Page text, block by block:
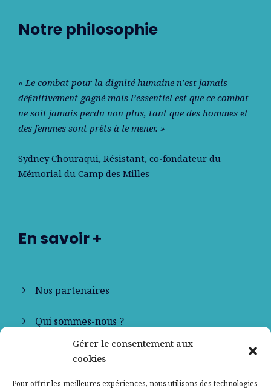
Gérer le consentement aux
cookies
Pour offrir les meilleures expériences, nous utilisons des technologies
Notre philosophie
« Le combat pour la dignité humaine n’est jamais
déﬁnitivement gagné mais l’essentiel est que ce combat
ne soit jamais perdu non plus, tant que des hommes et
des femmes sont prêts à le mener. »
Sydney Chouraqui, Résistant, co-fondateur du
Mémorial du Camp des Milles
En savoir +
Nos partenaires
Qui sommes-nous ?
Contactez-nous
Mentions légales